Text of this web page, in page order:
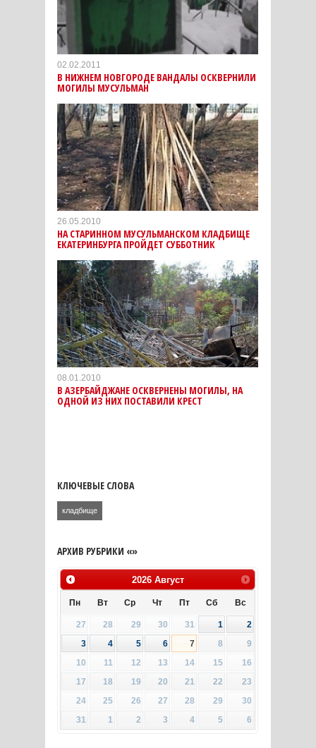
02.02.2011
В НИЖНЕМ НОВГОРОДЕ ВАНДАЛЫ ОСКВЕРНИЛИ
МОГИЛЫ МУСУЛЬМАН
26.05.2010
НА СТАРИННОМ МУСУЛЬМАНСКОМ КЛАДБИЩЕ
ЕКАТЕРИНБУРГА ПРОЙДЕТ СУББОТНИК
08.01.2010
В АЗЕРБАЙДЖАНЕ ОСКВЕРНЕНЫ МОГИЛЫ, НА
ОДНОЙ ИЗ НИХ ПОСТАВИЛИ КРЕСТ
КЛЮЧЕВЫЕ СЛОВА
кладбище
АРХИВ РУБРИКИ «»
2026 Август
Пн Вт Ср Чт Пт Сб Вс
27 28 29 30 31 1
2
3
4 5 6 7 8
9
10
11 12 13 14 15
16
17
18 19 20 21 22
23
24
25 26 27 28 29
30
31
1 2 3 4 5 6